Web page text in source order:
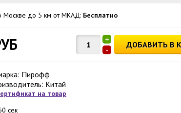
Москве до 5 км от МКАД: Бесплатно
+
-
ДОБАВИТЬ В
Пирофф
Китай
на товар
сек